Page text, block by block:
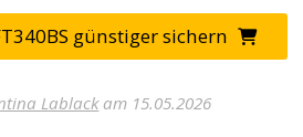
günstiger sichern
Lablack am 15.05.2026